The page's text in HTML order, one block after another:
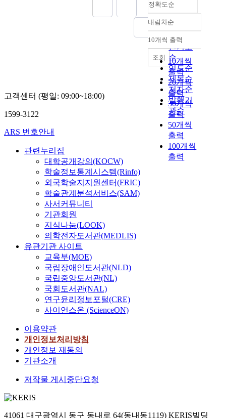
정확도순
정확도
순
인기도
순
연도순
제목순
저자순
발행기
관순
내림차순
내림차순
10개씩 출력
10개씩
출력
20개씩
출력
30개씩
출력
50개씩
출력
100개씩
출력
조회
고객센터 (평일: 09:00~18:00)
1599-3122
ARS 번호안내
관련누리집
대학공개강의(KOCW)
학술정보통계시스템(Rinfo)
외국학술지지원센터(FRIC)
학술관계분석서비스(SAM)
사서커뮤니티
기관회원
지식나눔(LOOK)
의학전자도서관(MEDLIS)
유관기관 사이트
교육부(MOE)
국립장애인도서관(NLD)
국립중앙도서관(NL)
국회도서관(NAL)
연구윤리정보포털(CRE)
사이언스온 (ScienceON)
이용약관
개인정보처리방침
개인정보 재동의
기관소개
저작물 게시중단요청
41061 대구광역시 동구 동내로 64(동내동1119) KERIS빌딩